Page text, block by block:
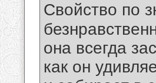
Свойство по
она всегда
как он